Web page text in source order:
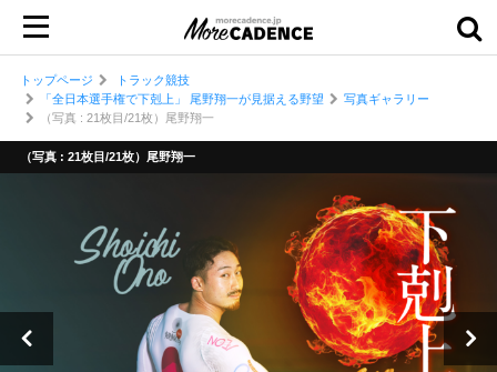
トップページ
トラック競技
「全日本選手権で下剋上」 尾野翔一が見据える野望
写真ギャラリー
（写真 : 21枚目/21枚）尾野翔一
（写真 : 21枚目/21枚）尾野翔一